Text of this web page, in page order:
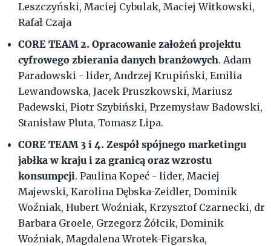
Leszczyński, Maciej Cybulak, Maciej Witkowski,
Rafał Czaja
CORE TEAM 2. Opracowanie założeń projektu
cyfrowego zbierania danych branżowych. Adam
Paradowski - lider, Andrzej Krupiński, Emilia
Lewandowska, Jacek Pruszkowski, Mariusz
Padewski, Piotr Szybiński, Przemysław Badowski,
Stanisław Pluta, Tomasz Lipa.
CORE TEAM 3 i 4. Zespół spójnego marketingu
jabłka w kraju i za granicą oraz wzrostu
konsumpcji. Paulina Kopeć - lider, Maciej
Majewski, Karolina Dębska-Zeidler, Dominik
Woźniak, Hubert Woźniak, Krzysztof Czarnecki, dr
Barbara Groele, Grzegorz Żółcik, Dominik
Woźniak, Magdalena Wrotek-Figarska,